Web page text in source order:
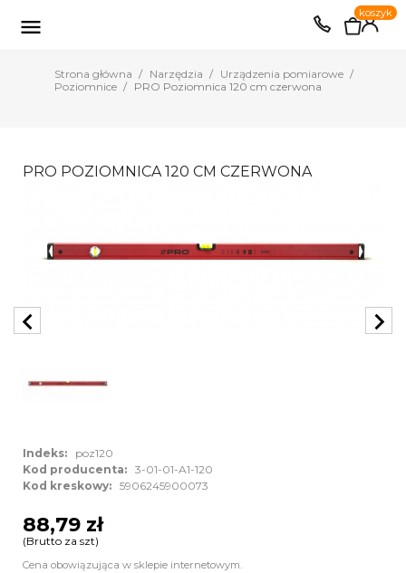
EUR PLN

0
koszyk
Strona główna Narzędzia
Urządzenia pomiarowe
Poziomnice
PRO Poziomnica 120 cm czerwona
PRO POZIOMNICA 120 CM CZERWONA
chevron_left chevron_right
Indeks:
poz120
Kod producenta: 3-01-01-A1-120
Kod kreskowy: 5906245900073
88,79 zł
(Brutto za szt)
Cena obowiązująca w sklepie internetowym.